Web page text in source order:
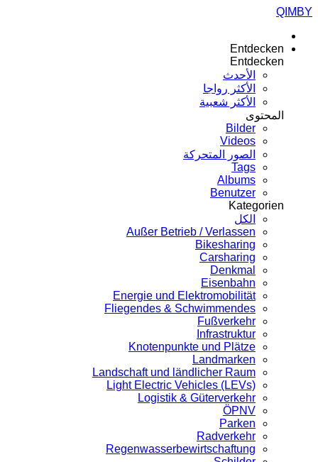
QIMBY
Entdecken
Entdecken
الأحدث
الأكثر رواجا
الأكثر شعبية
المحتوى
Bilder
Videos
الصور المتحركة
Tags
Albums
Benutzer
Kategorien
الكل
Außer Betrieb / Verlassen
Bikesharing
Carsharing
Denkmal
Eisenbahn
Energie und Elektromobilität
Fliegendes & Schwimmendes
Fußverkehr
Infrastruktur
Knotenpunkte und Plätze
Landmarken
Landschaft und ländlicher Raum
Light Electric Vehicles (LEVs)
Logistik & Güterverkehr
ÖPNV
Parken
Radverkehr
Regenwasserbewirtschaftung